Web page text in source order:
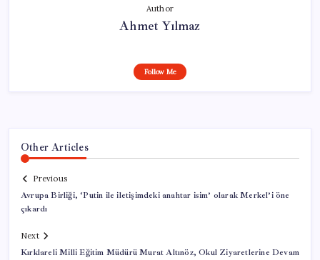
Author
Ahmet Yılmaz
Follow Me
Other Articles
Previous
Avrupa Birliği, ‘Putin ile iletişimdeki anahtar isim’ olarak Merkel’i öne
çıkardı
Next
Kırklareli Milli Eğitim Müdürü Murat Altınöz, Okul Ziyaretlerine Devam